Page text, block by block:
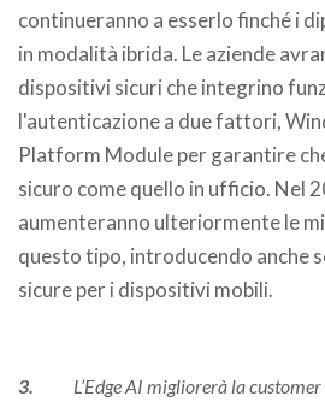
continueranno a esserlo finché i
in modalità ibrida. Le aziende
dispositivi sicuri che integrino
l'autenticazione a due fattori,
Platform Module per garantire
sicuro come quello in ufficio. Nel
aumenteranno ulteriormente le
questo tipo, introducendo anche
sicure per i dispositivi mobili.
3. L’Edge AI migliorerà la customer